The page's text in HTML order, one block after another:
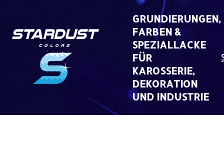
GRUNDIERUNGEN,
FARBEN &
SPEZIALLACKE
FÜR
KAROSSERIE,
DEKORATION
UND INDUSTRIE